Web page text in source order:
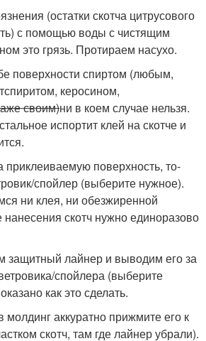
(остатки скотча цитрусового
с помощью воды с чистящим
это грязь. Протираем насухо.
поверхности спиртом (любым,
керосином,
своим)ни в коем случае нельзя.
испортит клей на скотче и
поверхность, то-
спойлер (выберите нужное).
ни клея, ни обезжиренной
скотч нужно единоразово
защитный лайнер и выводим его за
спойлера (выберите
как это сделать.
аккуратно прижмите его к
скотч, там где лайнер убрали).